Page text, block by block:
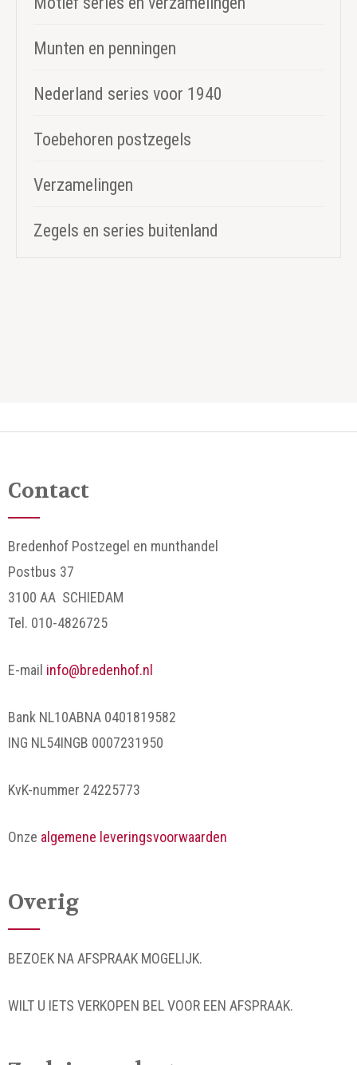
Munten en penningen
Nederland series voor 1940
Toebehoren postzegels
Verzamelingen
Zegels en series buitenland
Contact
Bredenhof Postzegel en munthandel
Postbus 37
3100 AA SCHIEDAM
Tel. 010-4826725
E-mail info@bredenhof.nl
Bank NL10ABNA 0401819582
ING NL54INGB 0007231950
KvK-nummer 24225773
Onze algemene leveringsvoorwaarden
Overig
BEZOEK NA AFSPRAAK MOGELIJK.
WILT U IETS VERKOPEN BEL VOOR EEN AFSPRAAK.